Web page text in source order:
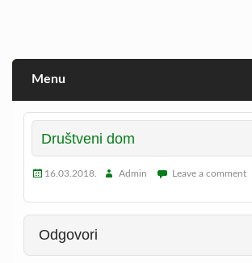
Menu
Društveni dom
16.03.2018. Admin Leave a comment
Odgovori